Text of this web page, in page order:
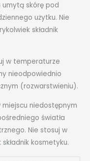
umytą skórę pod
użytku. Nie
składnik
w temperaturze
nieodpowiednio
(rozwarstwieniu).
niedostępnym
światła
Nie stosuj w
kosmetyku.